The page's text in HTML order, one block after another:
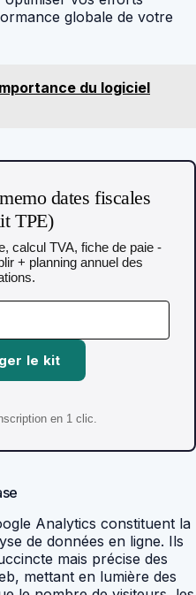
globale de votre
du logiciel
dates fiscales
TPE)
calcul TVA, fiche de paie -
+ planning annuel des
le kit
en 1 clic.
Analytics constituent la
de données en ligne. Ils
mais précise des
mettant en lumière des